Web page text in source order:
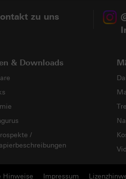
zu uns
& Downloads
/
Hinweise Impressum